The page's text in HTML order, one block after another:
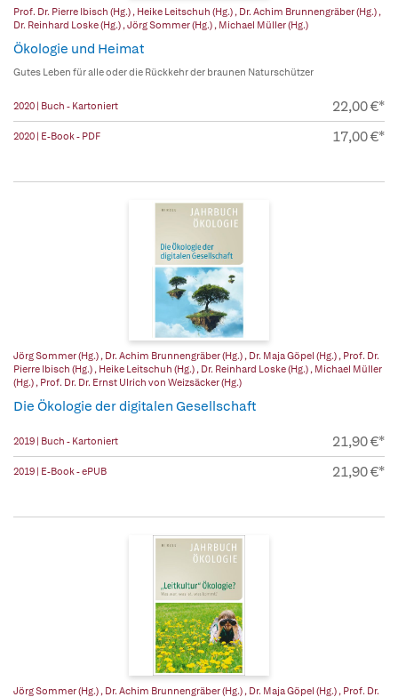
Prof. Dr. Pierre Ibisch (Hg.) , Heike Leitschuh (Hg.) , Dr. Achim Brunnengräber (Hg.) ,
Dr. Reinhard Loske (Hg.) ,Jörg Sommer (Hg.) , Michael Müller (Hg.)
Ökologie und Heimat
Gutes Leben für alle oder die Rückkehr der braunen Naturschützer
2020 | Buch - Kartoniert 22,00 €*
2020 | E-Book - PDF 17,00 €*
Jörg Sommer (Hg.) , Dr. Achim Brunnengräber (Hg.) , Dr. Maja Göpel (Hg.) , Prof. Dr.
Pierre Ibisch (Hg.) , Heike Leitschuh (Hg.) , Dr. Reinhard Loske (Hg.) , Michael Müller
(Hg.) , Prof. Dr. Dr. Ernst Ulrich von Weizsäcker (Hg.)
Die Ökologie der digitalen Gesellschaft
2019 | Buch - Kartoniert 21,90 €*
2019 | E-Book - ePUB 21,90 €*
Jörg Sommer (Hg.) , Dr. Achim Brunnengräber (Hg.) , Dr. Maja Göpel (Hg.) , Prof. Dr.